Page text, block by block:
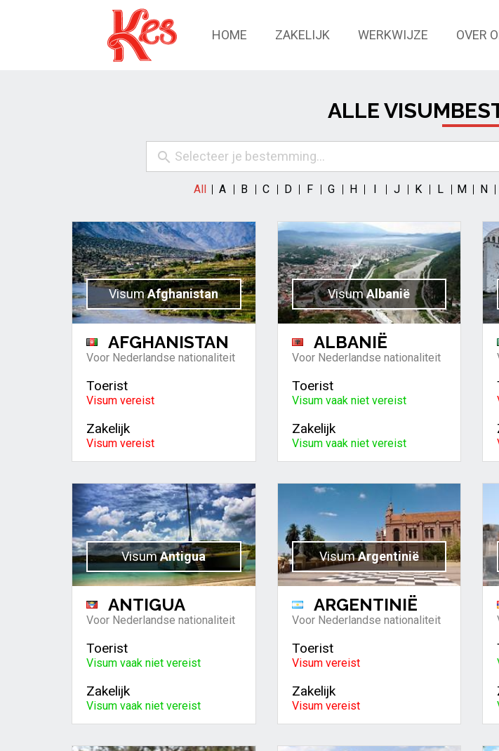
HOME ZAKELIJK WERKWIJZE OVER
ALLE
Selecteer je bestemming...
All A B C D F G H I J K L M N
VisumAfghanistan
AFGHANISTAN
Voor Nederlandse nationaliteit
Toerist
Visum vereist
Zakelijk
Visum vereist
VisumAlbanië
ALBANIË
Voor Nederlandse nationaliteit
Toerist
Visum vaak niet vereist
Zakelijk
Visum vaak niet vereist
VisumAntigua
ANTIGUA
Voor Nederlandse nationaliteit
Toerist
Visum vaak niet vereist
Zakelijk
Visum vaak niet vereist
VisumArgentinië
ARGENTINIË
Voor Nederlandse nationaliteit
Toerist
Visum vereist
Zakelijk
Visum vereist